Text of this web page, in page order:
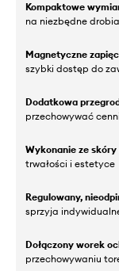
Kompaktowe
na niezbędne
Magnetyczne
szybki dostęp do
Dodatkowa
przechowywać
Wykonanie ze
trwałości i estetyce
Regulowany,
sprzyja
Dołączony worek
przechowywaniu